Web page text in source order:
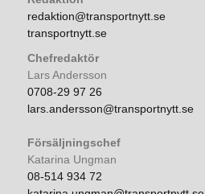
redaktion@transportnytt.se
transportnytt.se
Chefredaktör
Lars Andersson
0708-29 97 26
lars.andersson@transportnytt.se
Försäljningschef
Katarina Ungman
08-514 934 72